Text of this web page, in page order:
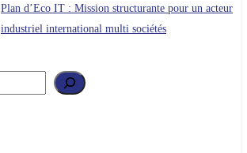
Plan d’Eco IT : Mission structurante pour un acteur
industriel international multi sociétés